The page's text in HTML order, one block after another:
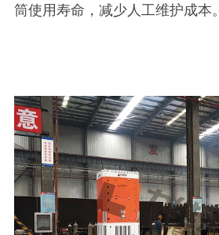
筒使用寿命，减少人工维护成本。